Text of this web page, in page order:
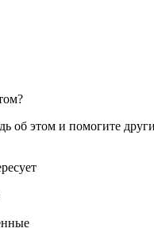
об этом и помогите